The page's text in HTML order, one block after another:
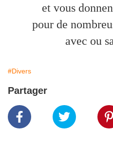
et vous
pour de
avec ou
#Divers
Partager